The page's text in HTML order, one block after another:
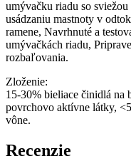
umývačku riadu so
usádzaniu mastnoty v
ramene, Navrhnuté a
umývačkách riadu,
rozbaľovania.
Zloženie:
15-30% bieliace činidlá na
povrchovo aktívne látky,
vône.
Recenzie